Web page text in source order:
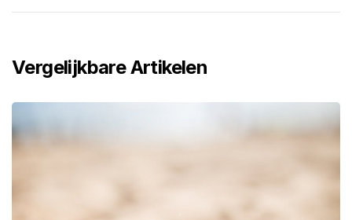
Vergelijkbare Artikelen